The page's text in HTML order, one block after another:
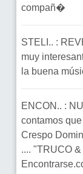
compañ�
STELI.. :
muy
la buena
ENCON.. :
contamos
Crespo
.... "TRUCO